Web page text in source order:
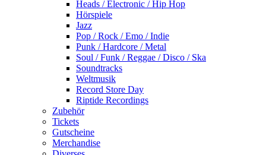
Heads / Electronic / Hip Hop
Hörspiele
Jazz
Pop / Rock / Emo / Indie
Punk / Hardcore / Metal
Soul / Funk / Reggae / Disco / Ska
Soundtracks
Weltmusik
Record Store Day
Riptide Recordings
Zubehör
Tickets
Gutscheine
Merchandise